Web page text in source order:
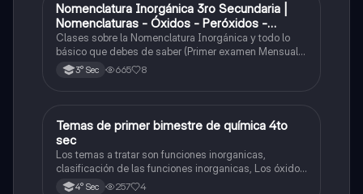
Química
Nomenclatura Inorgánica 3ro Secundaria |
Nomenclaturas - Óxidos - Peróxidos -
Hidróxido o Bases
Clases sobre la Nomenclatura Inorgánica y todo lo
básico que debes de saber (Primer examen Mensual
2025)3° Sec 665 8
Química
Temas de primer bimestre de química 4to
sec
Los temas a tratar son funciones inorganicas,
clasificación de las funciones inorganicas, Los óxidos
y los óxidos ácidos
4° Sec 257 4